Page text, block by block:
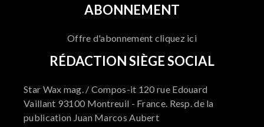
ABONNEMENT
Offre d'abonnement cliquez ici
RÉDACTION SIÈGE SOCIAL
Star Wax mag. / Compos-it 120 rue Edouard
Vaillant 93100 Montreuil - France. Resp. de la
publication Juan Marcos Aubert